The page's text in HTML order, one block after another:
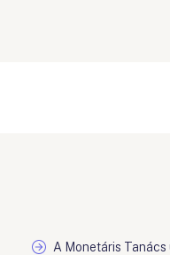
A Monetáris Tanács